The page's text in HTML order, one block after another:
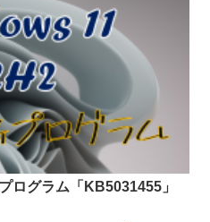
ログラム「KB5031455」